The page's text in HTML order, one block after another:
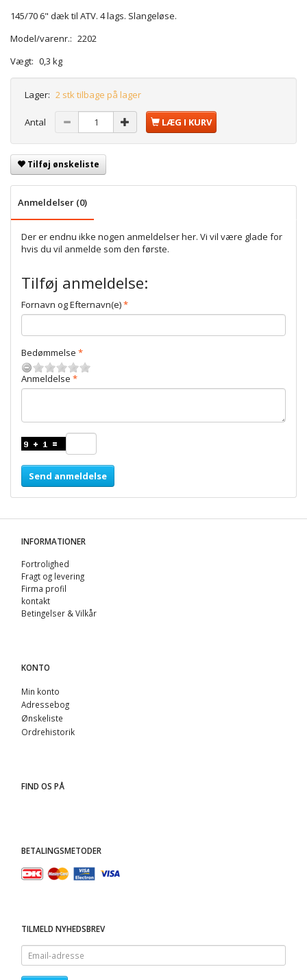
145/70 6" dæk til ATV. 4 lags. Slangeløse.
Model/varenr.: 2202
Vægt: 0,3 kg
Lager: 2 stk tilbage på lager
Antal LÆG I KURV
Tilføj ønskeliste
Anmeldelser (0)
Der er endnu ikke nogen anmeldelser her. Vi vil være glade for
hvis du vil anmelde som den første.
Tilføj anmeldelse:
Fornavn og Efternavn(e)
Bedømmelse
Anmeldelse
Send anmeldelse
INFORMATIONER
Fortrolighed
Fragt og levering
Firma profil
kontakt
Betingelser & Vilkår
KONTO
Min konto
Adressebog
Ønskeliste
Ordrehistorik
FIND OS PÅ
BETALINGSMETODER
TILMELD NYHEDSBREV
Email-
adresse